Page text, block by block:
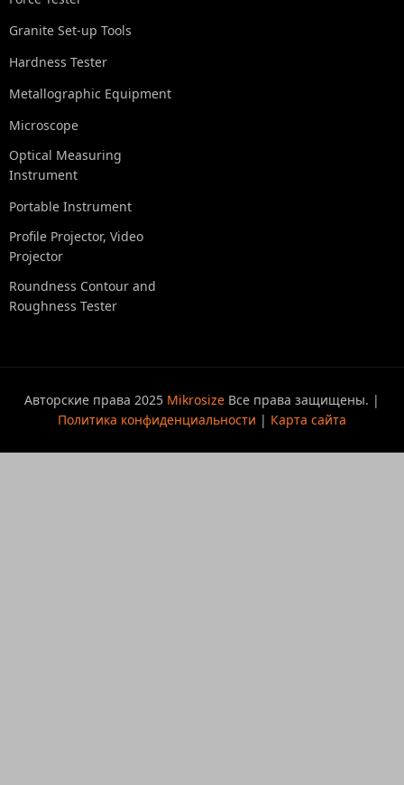
Granite Set-up Tools
Hardness Tester
Metallographic Equipment
Microscope
Optical Measuring
Instrument
Portable Instrument
Profile Projector, Video
Projector
Roundness Contour and
Roughness Tester
Авторские права 2025 Mikrosize Все права защищены. |
Политика конфиденциальности | Карта сайта